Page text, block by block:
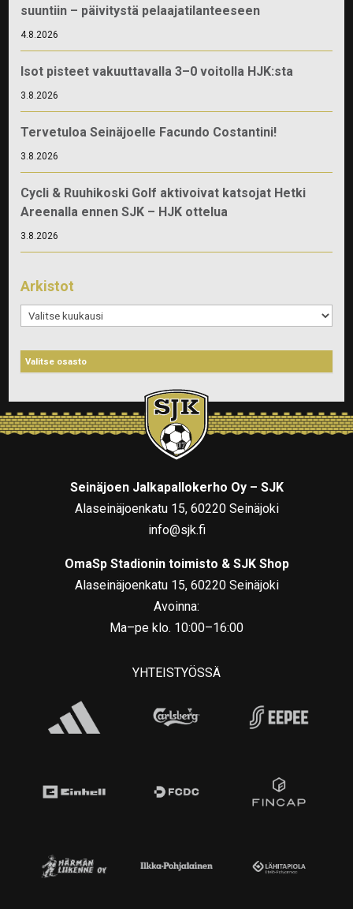
suuntiin – päivitystä pelaajatilanteeseen
4.8.2026
Isot pisteet vakuuttavalla 3–0 voitolla HJK:sta
3.8.2026
Tervetuloa Seinäjoelle Facundo Costantini!
3.8.2026
Cycli & Ruuhikoski Golf aktivoivat katsojat Hetki
Areenalla ennen SJK – HJK ottelua
3.8.2026
Arkistot
Arkistot
Seinäjoen Jalkapallokerho Oy – SJK
Alaseinäjoenkatu 15, 60220 Seinäjoki
info@sjk.fi
OmaSp Stadionin toimisto & SJK Shop
Alaseinäjoenkatu 15, 60220 Seinäjoki
Avoinna:
Ma–pe klo. 10:00–16:00
YHTEISTYÖSSÄ